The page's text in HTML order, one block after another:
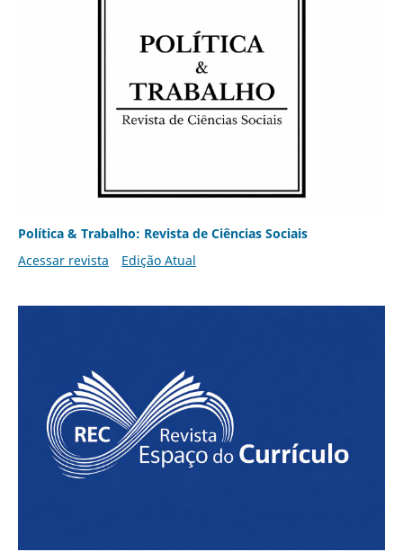
Política & Trabalho: Revista de Ciências Sociais
Acessar revista
Edição Atual